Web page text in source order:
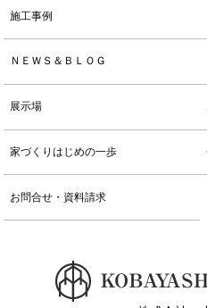
ービス利用状況，連絡先情報など
（8）上記の利用目的に付随する
第４条（個人情報の第三者
当社は，次に掲げる場合を除い
得ることなく，第三者に個人情
ただし，個人情報保護法その他
（2）人の生命，身体または財産
であって，本人の同意を得ること
（4）国の機関もしくは地方公共
施工事例
ＮＥＷＳ＆ＢＬＯＧ
展示場
家づくりはじめの一歩
お問合せ・資料請求